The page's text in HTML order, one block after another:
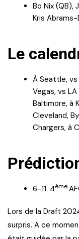
Bo Nix (QB),
Kris
Le
À Seattle, vs
Vegas, vs
Baltimore, à
Cleveland,
Chargers, à
6-11. 4ème
Lors de la Draft
surpris. A ce